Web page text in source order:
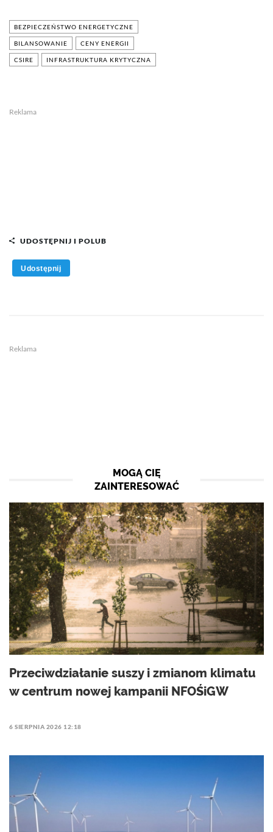
BEZPIECZEŃSTWO ENERGETYCZNE
BILANSOWANIE CENY ENERGII
CSIRE INFRASTRUKTURA KRYTYCZNA
Reklama
UDOSTĘPNIJ I POLUB
Udostępnij
Reklama
MOGĄ CIĘ
ZAINTERESOWAĆ
Przeciwdziałanie suszy i zmianom klimatu
w centrum nowej kampanii NFOŚiGW
6 SIERPNIA 2026 12:18